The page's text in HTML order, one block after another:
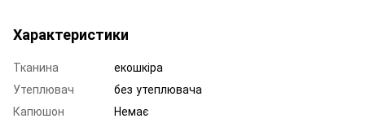
Характеристики
Тканина
екошкіра
Утеплювач
без утеплювача
Капюшон
Немає